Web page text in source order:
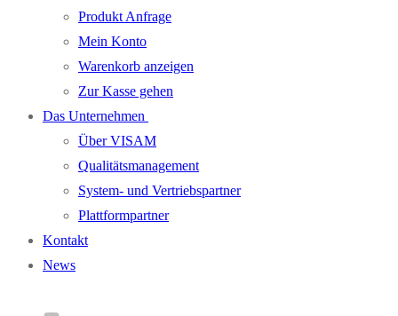
Produkt Anfrage
Mein Konto
Warenkorb anzeigen
Zur Kasse gehen
Das Unternehmen
Über VISAM
Qualitätsmanagement
System- und Vertriebspartner
Plattformpartner
Kontakt
News